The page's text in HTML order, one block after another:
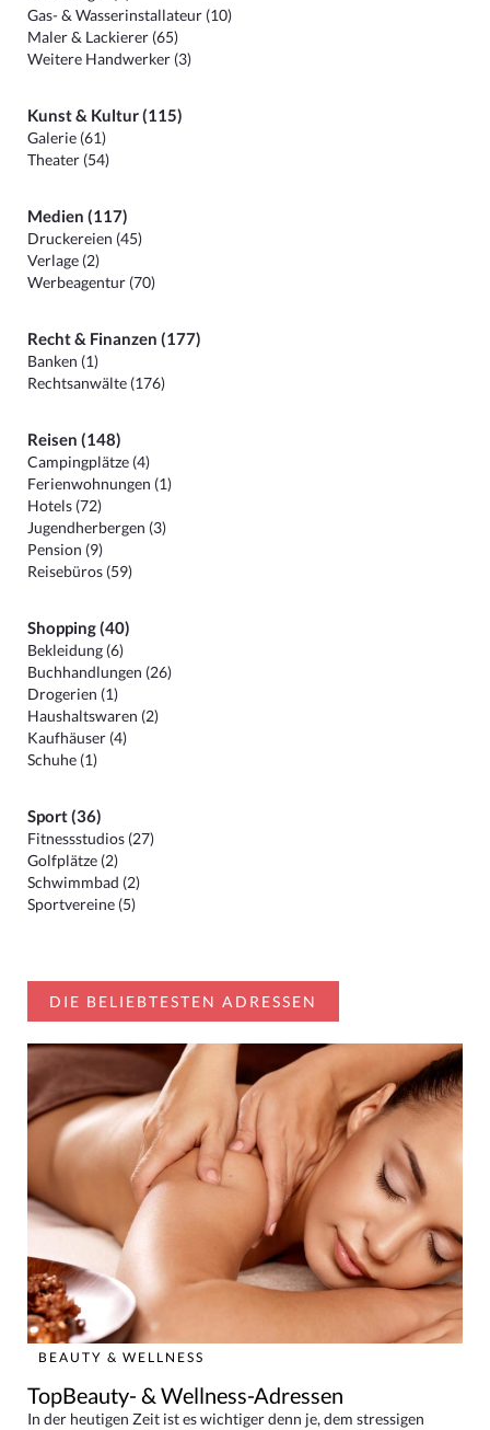
Gas- & Wasserinstallateur (10)
Maler & Lackierer (65)
Weitere Handwerker (3)
Kunst & Kultur (115)
Galerie (61)
Theater (54)
Medien (117)
Druckereien (45)
Verlage (2)
Werbeagentur (70)
Recht & Finanzen (177)
Banken (1)
Rechtsanwälte (176)
Reisen (148)
Campingplätze (4)
Ferienwohnungen (1)
Hotels (72)
Jugendherbergen (3)
Pension (9)
Reisebüros (59)
Shopping (40)
Bekleidung (6)
Buchhandlungen (26)
Drogerien (1)
Haushaltswaren (2)
Kaufhäuser (4)
Schuhe (1)
Sport (36)
Fitnessstudios (27)
Golfplätze (2)
Schwimmbad (2)
Sportvereine (5)
DIE BELIEBTESTEN ADRESSEN
BEAUTY & WELLNESS
TopBeauty- & Wellness-Adressen
In der heutigen Zeit ist es wichtiger denn je, dem stressigen